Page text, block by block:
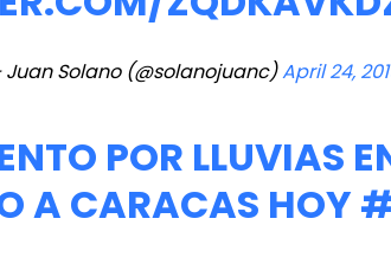
Juan Solano (@solanojuanc)April 24,
POR LLUVIAS
A CARACAS HOY